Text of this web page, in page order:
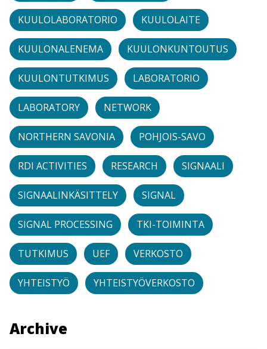
KUULOLABORATORIO KUULOLAITE
KUULONALENEMA KUULONKUNTOUTUS
KUULONTUTKIMUS LABORATORIO
LABORATORY NETWORK
NORTHERN SAVONIA POHJOIS-SAVO
RDI ACTIVITIES RESEARCH SIGNAALI
SIGNAALINKÄSITTELY SIGNAL
SIGNAL PROCESSING TKI-TOIMINTA
TUTKIMUS UEF VERKOSTO
YHTEISTYÖ YHTEISTYÖVERKOSTO
Archive